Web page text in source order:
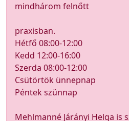
mindhárom felnőtt
praxisban.
Hétfő 08:00-12:00
Kedd 12:00-16:00
Szerda 08:00-12:00
Csütörtök ünnepnap
Péntek szünnap
Mehlmanné Járányi Helga is